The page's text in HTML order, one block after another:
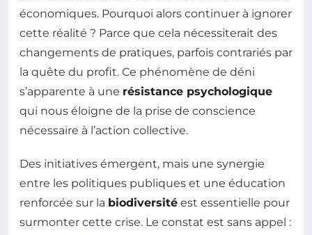
économiques. Pourquoi alors continuer à ignorer
cette réalité ? Parce que cela nécessiterait des
changements de pratiques, parfois contrariés par
la quête du profit. Ce phénomène de déni
s’apparente à une résistance psychologique
qui nous éloigne de la prise de conscience
nécessaire à l’action collective.
Des initiatives émergent, mais une synergie
entre les politiques publiques et une éducation
renforcée sur la biodiversité est essentielle pour
surmonter cette crise. Le constat est sans appel :